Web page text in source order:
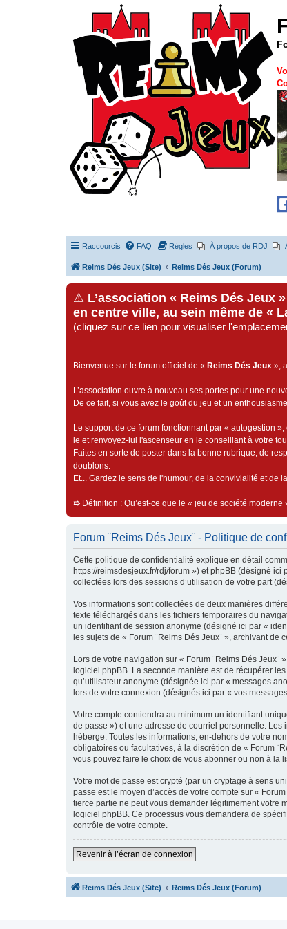
Raccourcis FAQ Règles À propos de RDJ
Reims Dés Jeux (Site) Reims Dés Jeux (Forum)
⚠ L’association « Reims Dés Jeux
en centre ville, au sein même de «
(cliquez sur ce lien pour visualiser
Bienvenue sur le forum officiel de « Reims Dés Jeux »,
L’association ouvre à nouveau ses portes pour une
De ce fait, si vous avez le goût du jeu et un
Le support de ce forum fonctionnant par « autogestion
le et renvoyez-lui l'ascenseur en le conseillant à votre
Faites en sorte de poster dans la bonne rubrique, de
doublons.
Et... Gardez le sens de l'humour, de la convivialité et de
➯ Définition : Qu’est-ce que le « jeu de société moderne
Forum ¨Reims Dés Jeux¨ - Politique de
Cette politique de confidentialité explique en détail
https://reimsdesjeux.fr/rdj/forum ») et phpBB (désigné
collectées lors des sessions d’utilisation de votre part
Vos informations sont collectées de deux manières
texte téléchargés dans les fichiers temporaires du
un identifiant de session anonyme (désigné ici par «
les sujets de « Forum ¨Reims Dés Jeux¨ », archivant
Lors de votre navigation sur « Forum ¨Reims Dés
logiciel phpBB. La seconde manière est de récupérer
qu’utilisateur anonyme (désignée ici par « messages
lors de votre connexion (désignés ici par « vos
Votre compte contiendra au minimum un identifiant
de passe ») et une adresse de courriel personnelle. Les
héberge. Toutes les informations, en-dehors de votre
obligatoires ou facultatives, à la discrétion de « Forum
vous pouvez faire le choix de vous abonner ou non à la
Votre mot de passe est crypté (par un cryptage à sens
passe est le moyen d’accès de votre compte sur «
tierce partie ne peut vous demander légitimement votre
logiciel phpBB. Ce processus vous demandera de
contrôle de votre compte.
Revenir à l’écran de connexion
Reims Dés Jeux (Site) Reims Dés Jeux (Forum)